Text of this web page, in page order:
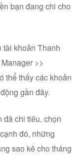
bạn đang chi cho
khoản Thanh
>>
thể thấy các khoản
gần đây.
đã chi tiêu, chọn
đó, những
sao kê cho tháng